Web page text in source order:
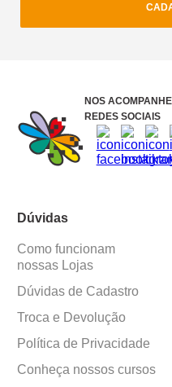
NOS
REDES SOCIAIS
Dúvidas
Como funcionam
nossas Lojas
Dúvidas de Cadastro
Troca e Devolução
Política de Privacidade
Conheça nossos cursos